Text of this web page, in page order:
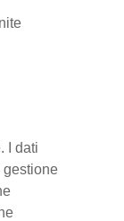
I dati
gestione